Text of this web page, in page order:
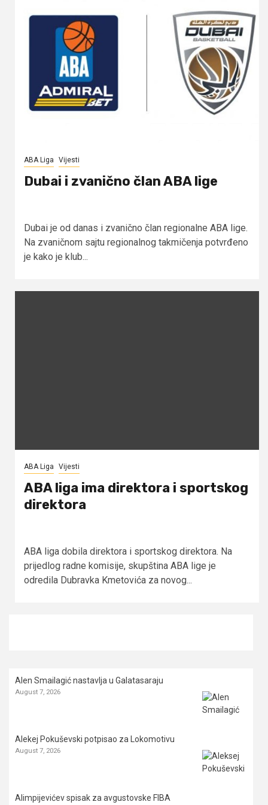
ABA Liga Vijesti
Dubai i zvanično član ABA lige
Dubai je od danas i zvanično član regionalne ABA lige.
Na zvaničnom sajtu regionalnog takmičenja potvrđeno
je kako je klub...
ABA Liga Vijesti
ABA liga ima direktora i sportskog
direktora
ABA liga dobila direktora i sportskog direktora. Na
prijedlog radne komisije, skupština ABA lige je
odredila Dubravka Kmetovića za novog...
Alen Smailagić nastavlja u Galatasaraju
August 7, 2026
Alekej Pokuševski potpisao za Lokomotivu
August 7, 2026
Alimpijevićev spisak za avgustovske FIBA